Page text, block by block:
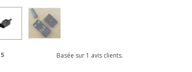
5 Basée sur 1 avis clients.